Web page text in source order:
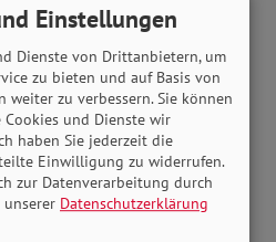
zu
Ungleichheiten
Beschäftigte und
zudem mehr
die
und erhöhen den
Einstellungen
Dienste von Drittanbietern, um
zu bieten und auf Basis von
weiter zu verbessern. Sie können
Cookies und Dienste wir
haben Sie jederzeit die
Einwilligung zu widerrufen.
zur Datenverarbeitung durch
Datenschutzerklärung